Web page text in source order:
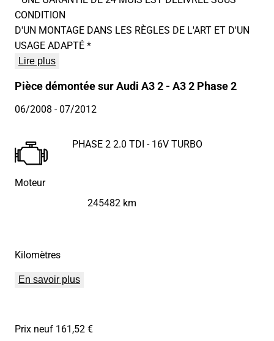
CONDITION
D'UN MONTAGE DANS LES RÈGLES DE L'ART ET D'UN
USAGE ADAPTÉ *
Lire plus
Pièce démontée sur Audi A3 2 - A3 2 Phase 2
06/2008- 07/2012
Moteur
PHASE 2 2.0 TDI - 16V TURBO
Kilomètres
245482 km
En savoir plus
Prix neuf 161,52 €